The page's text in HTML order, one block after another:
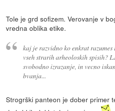
Tole je grd sofizem. Verovanje v
vredna oblika etike.
kaj je razvidno ko enkrat
vseh strarih arheoloskih spisih?
svobodno izrazanje, in vecno
bvanja...
Strogrški panteon je dober primer